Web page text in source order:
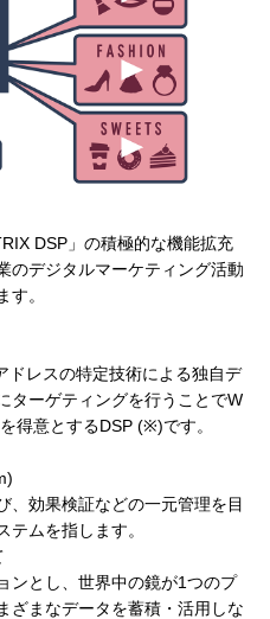
DSP」の積極的な機能拡充
のデジタルマーケティング活動
す。
ドレスの特定技術による独自デ
ターゲティングを行うことでW
得意とするDSP (※)です。
、効果検証などの一元管理を目
テムを指します。
ンとし、世界中の鏡が1つのプ
ざまなデータを蓄積・活用しな